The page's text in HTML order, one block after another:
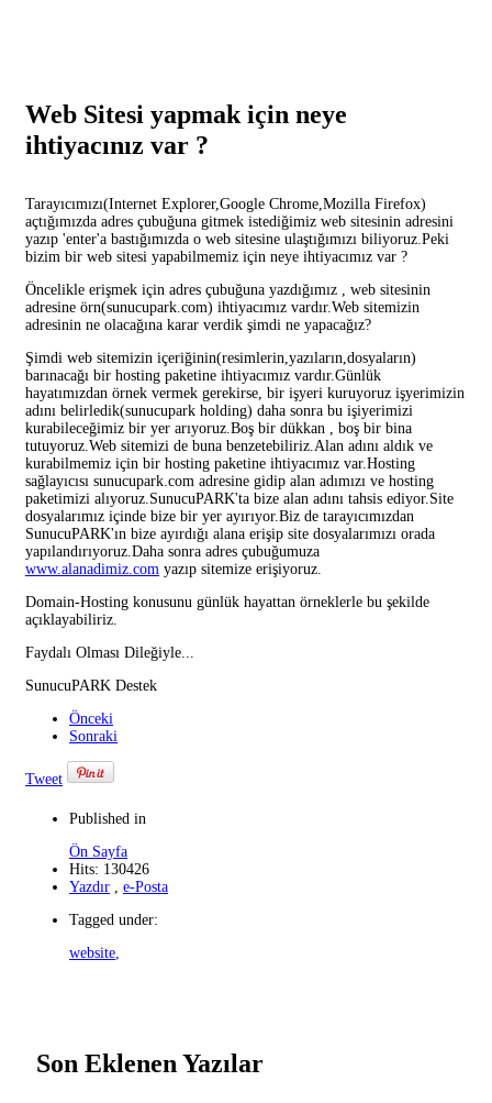
Web Sitesi yapmak için neye
ihtiyacınız var ?
Tarayıcımızı(Internet Explorer,Google Chrome,Mozilla Firefox)
açtığımızda adres çubuğuna gitmek istediğimiz web sitesinin adresini
yazıp 'enter'a bastığımızda o web sitesine ulaştığımızı biliyoruz.Peki
bizim bir web sitesi yapabilmemiz için neye ihtiyacımız var ?
Öncelikle erişmek için adres çubuğuna yazdığımız , web sitesinin
adresine örn(sunucupark.com) ihtiyacımız vardır.Web sitemizin
adresinin ne olacağına karar verdik şimdi ne yapacağız?
Şimdi web sitemizin içeriğinin(resimlerin,yazıların,dosyaların)
barınacağı bir hosting paketine ihtiyacımız vardır.Günlük
hayatımızdan örnek vermek gerekirse, bir işyeri kuruyoruz işyerimizin
adını belirledik(sunucupark holding) daha sonra bu işiyerimizi
kurabileceğimiz bir yer arıyoruz.Boş bir dükkan , boş bir bina
tutuyoruz.Web sitemizi de buna benzetebiliriz.Alan adını aldık ve
kurabilmemiz için bir hosting paketine ihtiyacımız var.Hosting
sağlayıcısı sunucupark.com adresine gidip alan adımızı ve hosting
paketimizi alıyoruz.SunucuPARK'ta bize alan adını tahsis ediyor.Site
dosyalarımız içinde bize bir yer ayırıyor.Biz de tarayıcımızdan
SunucuPARK'ın bize ayırdığı alana erişip site dosyalarımızı orada
yapılandırıyoruz.Daha sonra adres çubuğumuza
www.alanadimiz.com yazıp sitemize erişiyoruz.
Domain-Hosting konusunu günlük hayattan örneklerle bu şekilde
açıklayabiliriz.
Faydalı Olması Dileğiyle...
SunucuPARK Destek
Önceki
Sonraki
Tweet
Published in
Ön Sayfa
Hits: 130426
Yazdır
e-Posta
Tagged under:
website
Son Eklenen Yazılar